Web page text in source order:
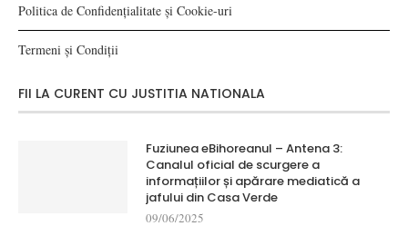
Politica de Confidențialitate și Cookie-uri
Termeni și Condiții
FII LA CURENT CU JUSTITIA NATIONALA
Fuziunea eBihoreanul – Antena 3:
Canalul oficial de scurgere a
informațiilor și apărare mediatică a
jafului din Casa Verde
09/06/2025